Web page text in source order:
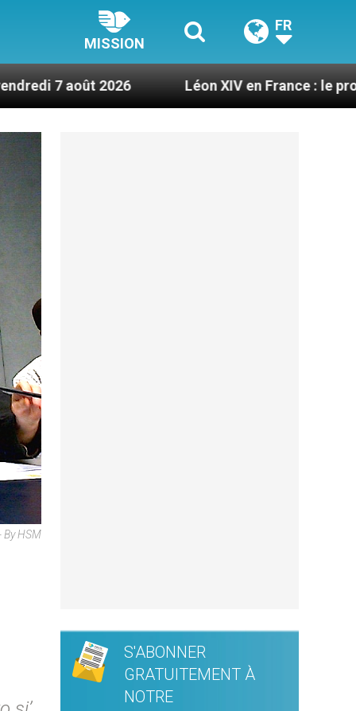
MISSION
FR
Léon XIV en France : le programme
By HSM
S'ABONNER
GRATUITEMENT À
NOTRE